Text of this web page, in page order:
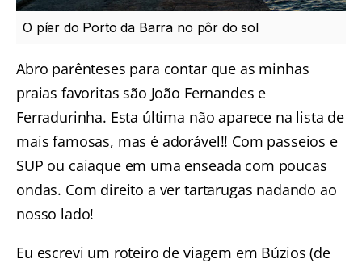
O píer do Porto da Barra no pôr do sol
Abro parênteses para contar que as minhas
praias favoritas são João Fernandes e
Ferradurinha. Esta última não aparece na lista de
mais famosas, mas é adorável!! Com passeios e
SUP ou caiaque em uma enseada com poucas
ondas. Com direito a ver tartarugas nadando ao
nosso lado!
Eu escrevi um roteiro de viagem em Búzios (de